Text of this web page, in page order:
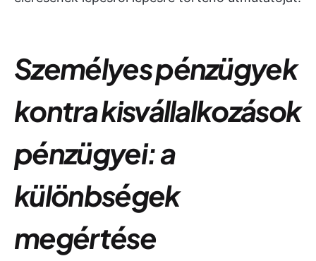
Személyes pénzügyek
kontra kisvállalkozások
pénzügyei: a
különbségek
megértése